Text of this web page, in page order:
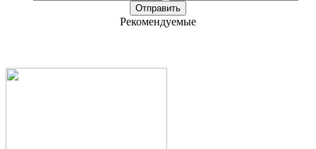
Рекомендуемые